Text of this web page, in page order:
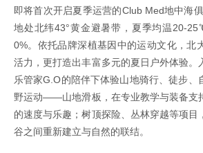
即将首次开启夏季运营的Club Med地中海
地处北纬43°黄金避暑带，夏季均温20-
0%。依托品牌深植基因中的运动文化，北
活力，更打造出丰富多元的夏日户外体验。
乐管家G.O的陪伴下体验山地骑行、徒步、
野运动——山地滑板，在专业教学与装备支
的速度与乐趣；树顶探险、丛林穿越等项目
谷之间重新建立与自然的联结。